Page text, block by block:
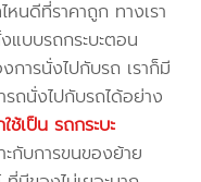
หนดีที่ราคาถูก ทางเรา
แบบรถกระบะตอน
ารนั่งไปกับรถ เราก็มี
รถนั่งไปกับรถได้อย่าง
ช้เป็น รถกระบะ
กับการขนของย้าย